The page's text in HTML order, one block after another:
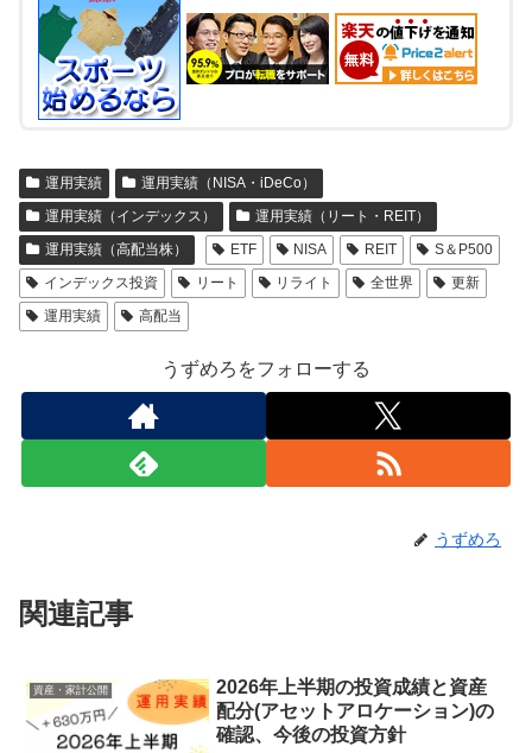
運用実績
運用実績（NISA・iDeCo）
運用実績（インデックス）
運用実績（リート・REIT）
運用実績（高配当株）
ETF NISA REIT
S＆P500
インデックス投資
リート リライト 全世界
更新
運用実績
高配当
うずめろをフォローする
うずめろ
関連記事
資産・家計公開
2026年上半期の投資成績と資産
配分(アセットアロケーション)の
確認、今後の投資方針